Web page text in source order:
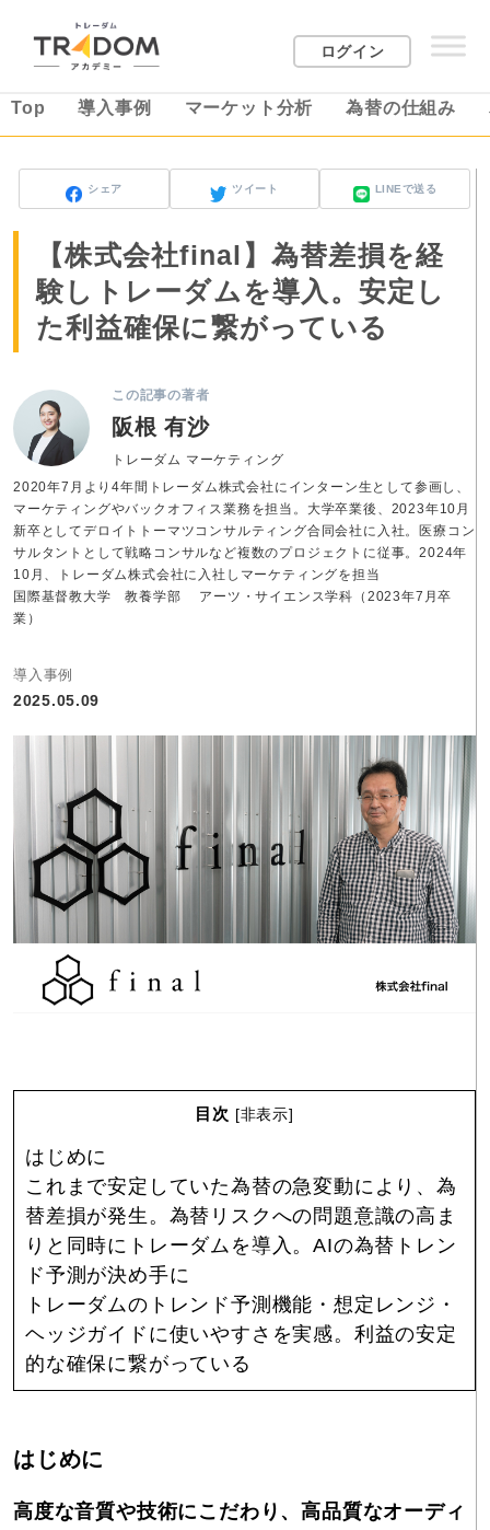
ログイン
Top 導入事例 マーケット分析 為替の仕組み
シェア ツイート LINEで送る
【株式会社final】為替差損を経
験しトレーダムを導入。安定し
た利益確保に繋がっている
この記事の著者
阪根 有沙
トレーダム マーケティング
2020年7月より4年間トレーダム株式会社にインターン生として参画し、
マーケティングやバックオフィス業務を担当。大学卒業後、2023年10月
新卒としてデロイトトーマツコンサルティング合同会社に入社。医療コン
サルタントとして戦略コンサルなど複数のプロジェクトに従事。2024年
10月、トレーダム株式会社に入社しマーケティングを担当
国際基督教大学 教養学部 アーツ・サイエンス学科（2023年7月卒
業）
導入事例
2025.05.09
目次 [非表示]
はじめに
これまで安定していた為替の急変動により、為
替差損が発生。為替リスクへの問題意識の高ま
りと同時にトレーダムを導入。AIの為替トレン
ド予測が決め手に
トレーダムのトレンド予測機能・想定レンジ・
ヘッジガイドに使いやすさを実感。利益の安定
的な確保に繋がっている
はじめに
高度な音質や技術にこだわり、高品質なオーディ